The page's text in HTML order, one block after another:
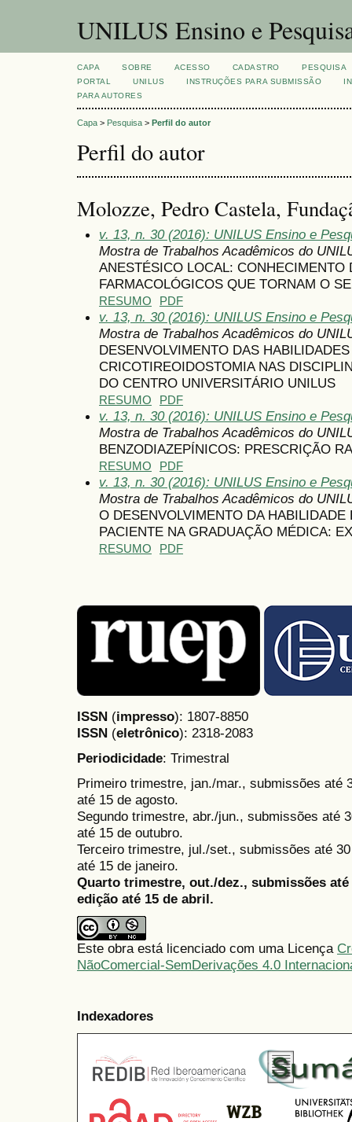
UNILUS Ensino e
CAPA SOBRE ACESSO CADASTRO
PESQUISA
PORTAL
UNILUS INSTRUÇÕES PARA SUBMISSÃO
PARA AUTORES
Capa > Pesquisa > Perfil do autor
Perfil do autor
Molozze, Pedro Castela,
v. 13, n. 30 (2016): UNILUS Ensino e
Mostra de Trabalhos Acadêmicos do
ANESTÉSICO LOCAL: CONHECIMENTO
FARMACOLÓGICOS QUE TORNAM O
RESUMO PDF
v. 13, n. 30 (2016): UNILUS Ensino e
Mostra de Trabalhos Acadêmicos do
DESENVOLVIMENTO DAS
CRICOTIREOIDOSTOMIA NAS
DO CENTRO UNIVERSITÁRIO UNILUS
RESUMO PDF
v. 13, n. 30 (2016): UNILUS Ensino e
Mostra de Trabalhos Acadêmicos do
BENZODIAZEPÍNICOS: PRESCRIÇÃO
RESUMO PDF
v. 13, n. 30 (2016): UNILUS Ensino e
Mostra de Trabalhos Acadêmicos do
O DESENVOLVIMENTO DA
PACIENTE NA GRADUAÇÃO MÉDICA:
RESUMO PDF
ISSN (impresso): 1807-8850
ISSN (eletrônico): 2318-2083
Periodicidade: Trimestral
Primeiro trimestre, jan./mar., submissões até
até 15 de agosto.
Segundo trimestre, abr./jun., submissões até
até 15 de outubro.
Terceiro trimestre, jul./set., submissões até
até 15 de janeiro.
Quarto trimestre, out./dez., submissões
edição até 15 de abril.
Este obra está licenciado com uma Licença
NãoComercial-SemDerivações 4.0
Indexadores